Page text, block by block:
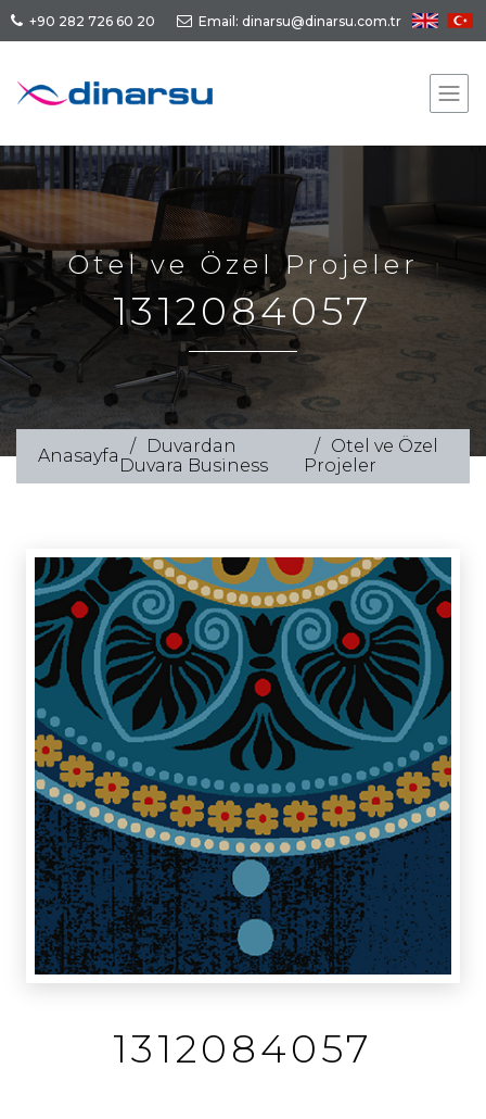
+90 282 726 60 20 Email: dinarsu@dinarsu.com.tr
Otel ve Özel Projeler
1312084057
Anasayfa
Duvardan
Duvara Business
Otel ve Özel
Projeler
1312084057